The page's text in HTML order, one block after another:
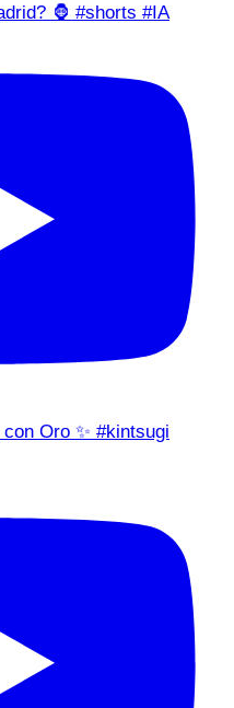
🦍 #shorts #IA
Oro ✨ #kintsugi